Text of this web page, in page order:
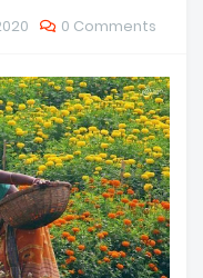
0 Comments